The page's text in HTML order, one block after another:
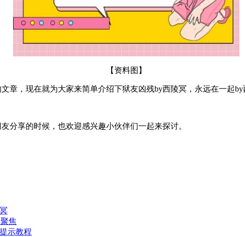
【资料图】
章，现在就为大家来简单介绍下狱友凶残by西陵冥，永远在一起by
分享的时候，也欢迎感兴趣小伙伴们一起来探讨。
焦
示教程